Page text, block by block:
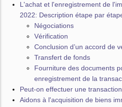
L'achat et l'enregistrement de
2022: Description étape par
Négociations
Vérification
Conclusion d’un accord de
Transfert de fonds
Fourniture des documents
enregistrement de la
Peut-on effectuer une
Aidons à l'acquisition de biens